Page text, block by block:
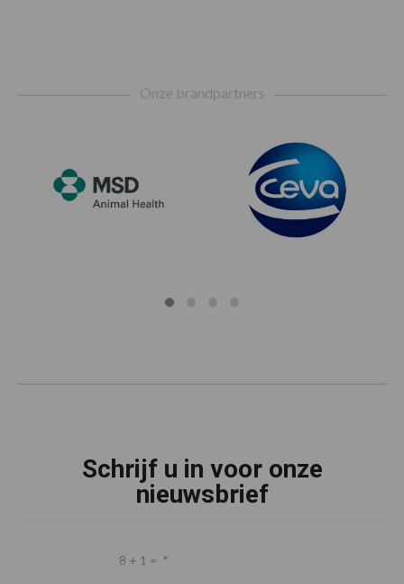
Onze brandpartners
Schrijf u in voor onze
nieuwsbrief
8 + 1 = *